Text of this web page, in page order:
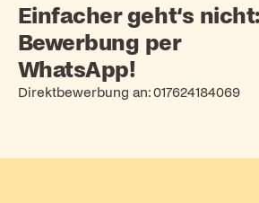
Einfacher geht‘s nicht:
Bewerbung per
WhatsApp!
Direktbewerbung an:017624184069